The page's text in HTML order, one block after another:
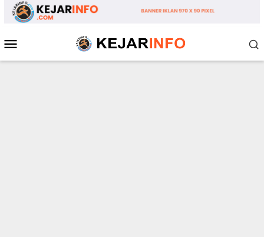
Loncat
Mobile